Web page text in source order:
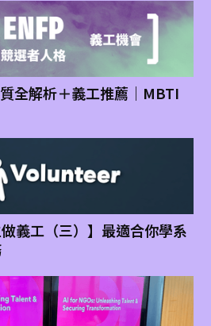
全解析＋義工推薦｜MBTI
做義工（三）】最適合你學系